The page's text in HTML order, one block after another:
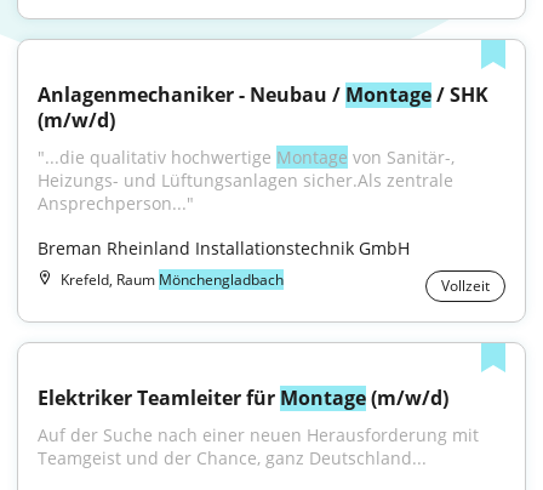
Anlagenmechaniker - Neubau / Montage / SHK
(m/w/d)
"...die qualitativ hochwertige Montage von Sanitär-,
Heizungs- und Lüftungsanlagen sicher.Als zentrale
Ansprechperson..."
Breman Rheinland Installationstechnik GmbH
Krefeld, Raum Mönchengladbach Vollzeit
Elektriker Teamleiter für Montage (m/w/d)
Auf der Suche nach einer neuen Herausforderung mit
Teamgeist und der Chance, ganz Deutschland...